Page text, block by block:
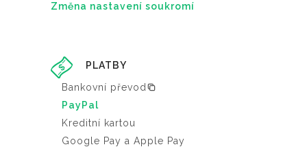
Změna nastavení soukromí
PLATBY
Bankovní převod
PayPal
Kreditní kartou
Google Pay a Apple Pay